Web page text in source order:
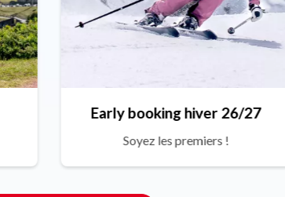
Early booking hiver 26/27
Soyez les premiers !